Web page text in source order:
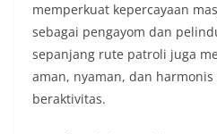
memperkuat kepercayaan
sebagai pengayom dan
sepanjang rute patroli juga
aman, nyaman, dan
beraktivitas.